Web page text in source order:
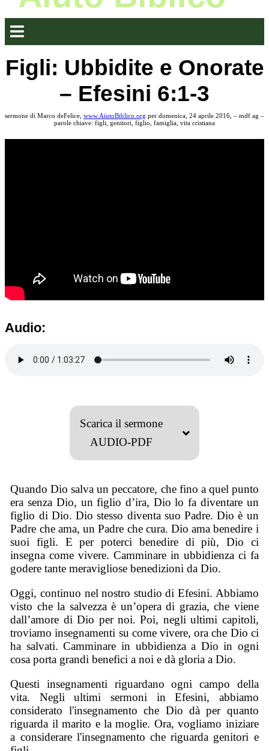
Figli: Ubbidite e Onorate
– Efesini 6:1-3
sermone di Marco deFelice, www.AiutoBiblico.org per domenica, 24 aprile 2016, – mdf ag –
parole chiave: figli, genitori, figlio, famiglia, vita cristiana
Audio:
Scarica il sermone
AUDIO-PDF
Quando Dio salva un peccatore, che fino a quel punto
era senza Dio, un figlio d’ira, Dio lo fa diventare un
figlio di Dio. Dio stesso diventa suo Padre. Dio è un
Padre che ama, un Padre che cura. Dio ama benedire i
suoi figli. E per poterci benedire di più, Dio ci
insegna come vivere. Camminare in ubbidienza ci fa
godere tante meravigliose benedizioni da Dio.
Oggi, continuo nel nostro studio di Efesini. Abbiamo
visto che la salvezza è un’opera di grazia, che viene
dall’amore di Dio per noi. Poi, negli ultimi capitoli,
troviamo insegnamenti su come vivere, ora che Dio ci
ha salvati. Camminare in ubbidienza a Dio in ogni
cosa porta grandi benefici a noi e dà gloria a Dio.
Questi insegnamenti riguardano ogni campo della
vita. Negli ultimi sermoni in Efesini, abbiamo
considerato l'insegnamento che Dio dà per quanto
riguarda il marito e la moglie. Ora, vogliamo iniziare
a considerare l'insegnamento che riguarda genitori e